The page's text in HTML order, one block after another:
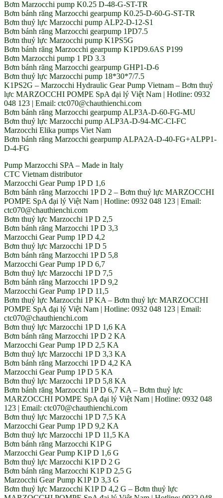
Bơm Marzocchi pump K0.25 D-48-G-ST-TR
Bơm bánh răng Marzocchi gearpump K0.25-D-60-G-ST-TR
Bơm thuỷ lực Marzocchi pump ALP2-D-12-S1
Bơm bánh răng Marzocchi gearpump 1PD7.5
Bơm thuỷ lực Marzocchi pump K1PS5G
Bơm bánh răng Marzocchi gearpump K1PD9.6AS P199
Bơm Marzocchi pump 1 PD 3.3
Bơm bánh răng Marzocchi gearpump GHP1-D-6
Bơm thuỷ lực Marzocchi pump 18*30*7/7.5
K1PS2G – Marzocchi Hydraulic Gear Pump Vietnam – Bơm thuỷ
lực MARZOCCHI POMPE SpA đại lý Việt Nam | Hotline: 0932
048 123 | Email: ctc070@chauthienchi.com
Bơm bánh răng Marzocchi gearpump ALP3A-D-60-FG-MU
Bơm thuỷ lực Marzocchi pump ALP3A-D-94-MC-CI-FC
Marzocchi Elika pumps Viet Nam
Bơm bánh răng Marzocchi gearpump ALPA2A-D-40-FG+ALPP1-
D-4-FG
Pump Marzocchi SPA – Made in Italy
CTC Vietnam distributor
Marzocchi Gear Pump 1P D 1,6
Bơm bánh răng Marzocchi 1P D 2 – Bơm thuỷ lực MARZOCCHI
POMPE SpA đại lý Việt Nam | Hotline: 0932 048 123 | Email:
ctc070@chauthienchi.com
Bơm thuỷ lực Marzocchi 1P D 2,5
Bơm bánh răng Marzocchi 1P D 3,3
Marzocchi Gear Pump 1P D 4,2
Bơm thuỷ lực Marzocchi 1P D 5
Bơm bánh răng Marzocchi 1P D 5,8
Marzocchi Gear Pump 1P D 6,7
Bơm thuỷ lực Marzocchi 1P D 7,5
Bơm bánh răng Marzocchi 1P D 9,2
Marzocchi Gear Pump 1P D 11,5
Bơm thuỷ lực Marzocchi 1P KA – Bơm thuỷ lực MARZOCCHI
POMPE SpA đại lý Việt Nam | Hotline: 0932 048 123 | Email:
ctc070@chauthienchi.com
Bơm thuỷ lực Marzocchi 1P D 1,6 KA
Bơm bánh răng Marzocchi 1P D 2 KA
Marzocchi Gear Pump 1P D 2,5 KA
Bơm thuỷ lực Marzocchi 1P D 3,3 KA
Bơm bánh răng Marzocchi 1P D 4,2 KA
Marzocchi Gear Pump 1P D 5 KA
Bơm thuỷ lực Marzocchi 1P D 5,8 KA
Bơm bánh răng Marzocchi 1P D 6,7 KA – Bơm thuỷ lực
MARZOCCHI POMPE SpA đại lý Việt Nam | Hotline: 0932 048
123 | Email: ctc070@chauthienchi.com
Bơm thuỷ lực Marzocchi 1P D 7,5 KA
Marzocchi Gear Pump 1P D 9,2 KA
Bơm thuỷ lực Marzocchi 1P D 11,5 KA
Bơm bánh răng Marzocchi K1P G
Marzocchi Gear Pump K1P D 1,6 G
Bơm thuỷ lực Marzocchi K1P D 2 G
Bơm bánh răng Marzocchi K1P D 2,5 G
Marzocchi Gear Pump K1P D 3,3 G
Bơm thuỷ lực Marzocchi K1P D 4,2 G – Bơm thuỷ lực